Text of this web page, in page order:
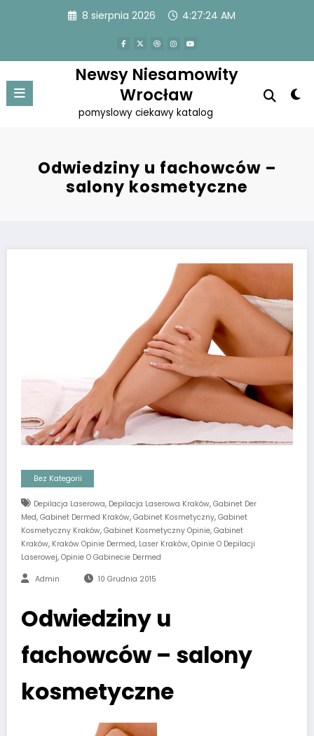
8 sierpnia 2026 4:27:25 AM
Newsy Niesamowity
Wrocław
pomyslowy ciekawy katalog
Odwiedziny u fachowców –
salony kosmetyczne
Bez Kategorii
Depilacja Laserowa, Depilacja Laserowa Kraków, Gabinet Der
Med, Gabinet Dermed Kraków, Gabinet Kosmetyczny, Gabinet
Kosmetyczny Kraków, Gabinet Kosmetyczny Opinie, Gabinet
Kraków, Kraków Opinie Dermed, Laser Kraków, Opinie O Depilacji
Laserowej, Opinie O Gabinecie Dermed
Admin 10 Grudnia 2015
Odwiedziny u
fachowców – salony
kosmetyczne